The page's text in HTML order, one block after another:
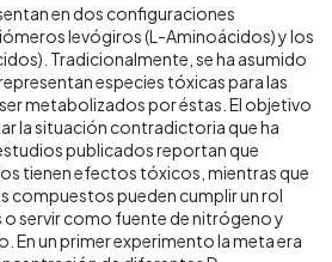
en dos configuraciones
levógiros (L-Aminoácidos) y los
Tradicionalmente, se ha asumido
especies tóxicas para las
metabolizados por éstas. El objetivo
la situación contradictoria que ha
publicados reportan que
tienen efectos tóxicos, mientras que
compuestos pueden cumplir un rol
servir como fuente de nitrógeno y
En un primer experimento la meta era